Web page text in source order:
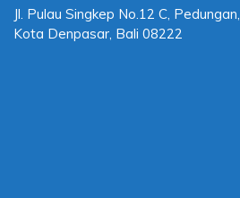
Jl. Pulau Singkep No.12 C,
Kota Denpasar, Bali 08222